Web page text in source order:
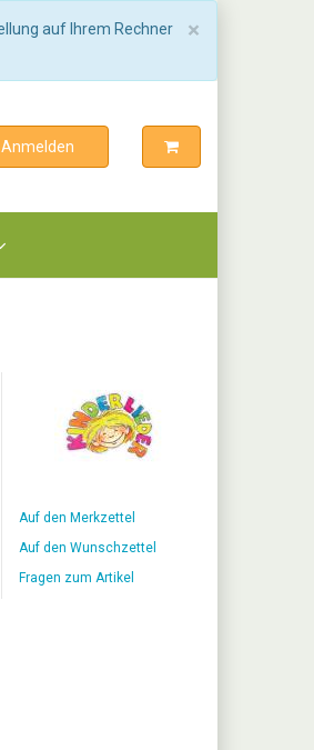
×
auf Ihrem Rechner
Anmelden
Auf den Merkzettel
Auf den Wunschzettel
Fragen zum Artikel